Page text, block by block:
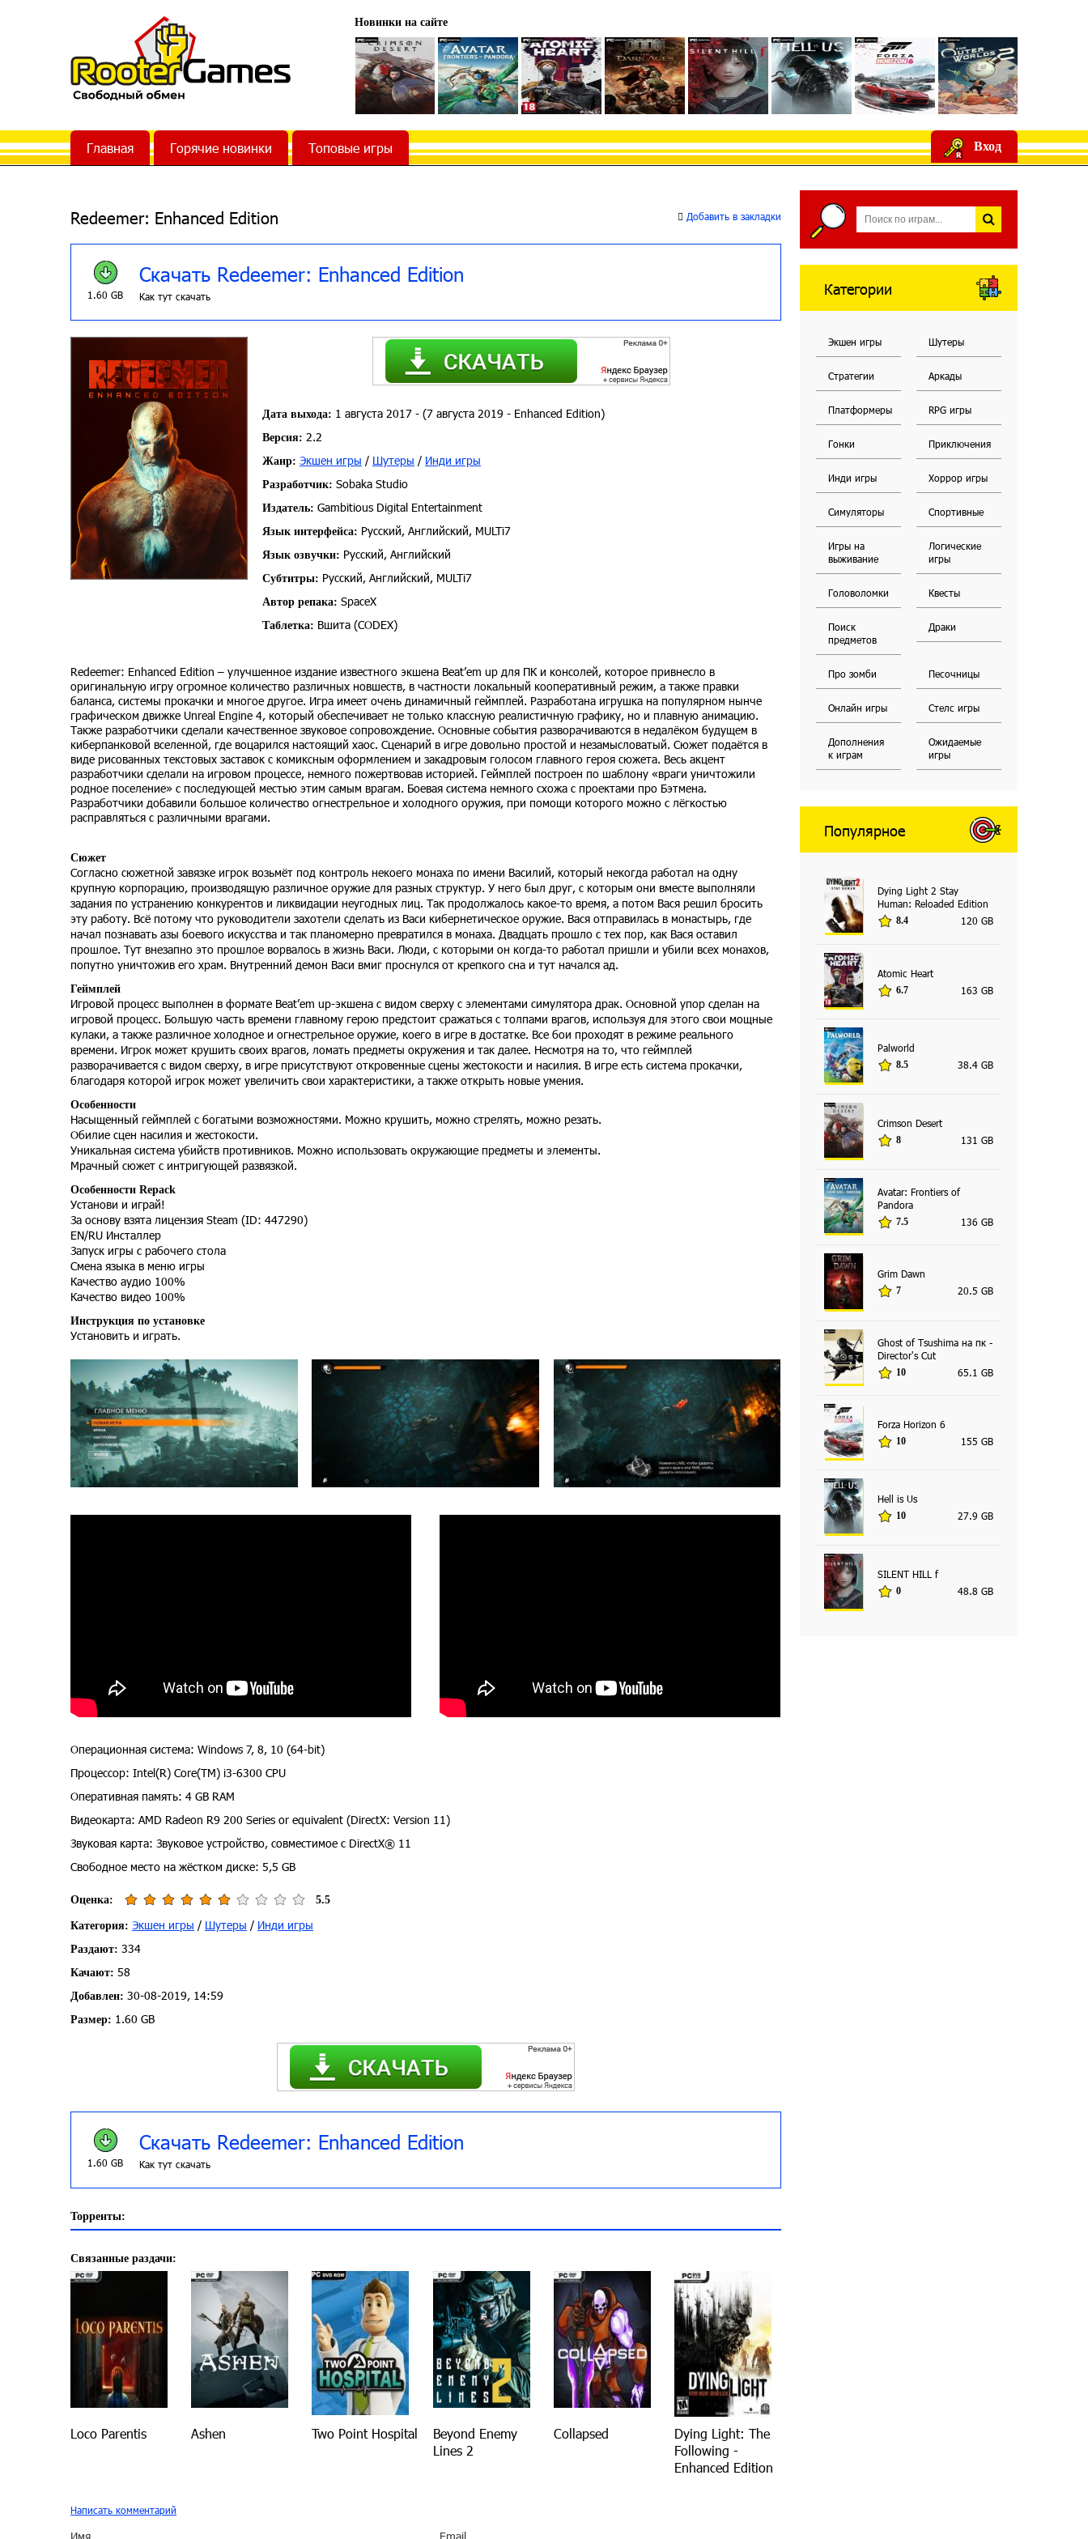
Новинки на сайте
Главная Горячие новинки Топовые игры Вход
Redeemer: Enhanced Edition Добавить в закладки
1.60 GB
Скачать Redeemer: Enhanced Edition
Как тут скачать
Дата выхода: 1 августа 2017 - (7 августа 2019 - Enhanced Edition)
Версия: 2.2
Жанр: Экшен игры / Шутеры / Инди игры
Разработчик: Sobaka Studio
Издатель: Gambitious Digital Entertainment
Язык интерфейса: Русский, Английский, MULTi7
Язык озвучки: Русский, Английский
Субтитры: Русский, Английский, MULTi7
Автор репака: SpaceX
Таблетка: Вшита (CODEX)
Redeemer: Enhanced Edition – улучшенное издание известного экшена Beat’em up для ПК и консолей, которое привнесло в
оригинальную игру огромное количество различных новшеств, в частности локальный кооперативный режим, а также правки
баланса, системы прокачки и многое другое. Игра имеет очень динамичный геймплей. Разработана игрушка на популярном нынче
графическом движке Unreal Engine 4, который обеспечивает не только классную реалистичную графику, но и плавную анимацию.
Также разработчики сделали качественное звуковое сопровождение. Основные события разворачиваются в недалёком будущем в
киберпанковой вселенной, где воцарился настоящий хаос. Сценарий в игре довольно простой и незамысловатый. Сюжет подаётся в
виде рисованных текстовых заставок с комиксным оформлением и закадровым голосом главного героя сюжета. Весь акцент
разработчики сделали на игровом процессе, немного пожертвовав историей. Геймплей построен по шаблону «враги уничтожили
родное поселение» с последующей местью этим самым врагам. Боевая система немного схожа с проектами про Бэтмена.
Разработчики добавили большое количество огнестрельное и холодного оружия, при помощи которого можно с лёгкостью
расправляться с различными врагами.
Сюжет
Согласно сюжетной завязке игрок возьмёт под контроль некоего монаха по имени Василий, который некогда работал на одну
крупную корпорацию, производящую различное оружие для разных структур. У него был друг, с которым они вместе выполняли
задания по устранению конкурентов и ликвидации неугодных лиц. Так продолжалось какое-то время, а потом Вася решил бросить
эту работу. Всё потому что руководители захотели сделать из Васи кибернетическое оружие. Вася отправилась в монастырь, где
начал познавать азы боевого искусства и так планомерно превратился в монаха. Двадцать прошло с тех пор, как Вася оставил
прошлое. Тут внезапно это прошлое ворвалось в жизнь Васи. Люди, с которыми он когда-то работал пришли и убили всех монахов,
попутно уничтожив его храм. Внутренний демон Васи вмиг проснулся от крепкого сна и тут начался ад.
Геймплей
Игровой процесс выполнен в формате Beat’em up-экшена с видом сверху с элементами симулятора драк. Основной упор сделан на
игровой процесс. Большую часть времени главному герою предстоит сражаться с толпами врагов, используя для этого свои мощные
кулаки, а также различное холодное и огнестрельное оружие, коего в игре в достатке. Все бои проходят в режиме реального
времени. Игрок может крушить своих врагов, ломать предметы окружения и так далее. Несмотря на то, что геймплей
разворачивается с видом сверху, в игре присутствуют откровенные сцены жестокости и насилия. В игре есть система прокачки,
благодаря которой игрок может увеличить свои характеристики, а также открыть новые умения.
Особенности
Насыщенный геймплей с богатыми возможностями. Можно крушить, можно стрелять, можно резать.
Обилие сцен насилия и жестокости.
Уникальная система убийств противников. Можно использовать окружающие предметы и элементы.
Мрачный сюжет с интригующей развязкой.
Особенности Repack
Установи и играй!
За основу взята лицензия Steam (ID: 447290)
EN/RU Инсталлер
Запуск игры с рабочего стола
Смена языка в меню игры
Качество аудио 100%
Качество видео 100%
Инструкция по установке
Установить и играть.
Операционная система: Windows 7, 8, 10 (64-bit)
Процессор: Intel(R) Core(TM) i3-6300 CPU
Оперативная память: 4 GB RAM
Видеокарта: AMD Radeon R9 200 Series or equivalent (DirectX: Version 11)
Звуковая карта: Звуковое устройство, совместимое с DirectX® 11
Свободное место на жёстком диске: 5,5 GB
Оценка: 5.5
Категория: Экшен игры / Шутеры / Инди игры
Раздают: 334
Качают: 58
Добавлен: 30-08-2019, 14:59
Размер: 1.60 GB
1.60 GB
Скачать Redeemer: Enhanced Edition
Как тут скачать
Торренты:
Связанные раздачи:
Loco Parentis Ashen Two Point Hospital
Beyond Enemy
Lines 2
Collapsed
Dying Light: The
Following -
Enhanced Edition
Написать комментарий
Категории
Экшен игры Шутеры
Стратегии Аркады
Платформеры RPG игры
Гонки Приключения
Инди игры Хоррор игры
Симуляторы Спортивные
Игры на
выживание
Логические
игры
Головоломки Квесты
Поиск
предметов
Драки
Про зомби Песочницы
Онлайн игры Стелс игры
Дополнения
к играм
Ожидаемые
игры
Популярное
Dying Light 2 Stay
Human: Reloaded Edition
8.4 120 GB
Atomic Heart
6.7 163 GB
Palworld
8.5 38.4 GB
Crimson Desert
8 131 GB
Avatar: Frontiers of
Pandora
7.5 136 GB
Grim Dawn
7 20.5 GB
Ghost of Tsushima на пк -
Director's Cut
10 65.1 GB
Forza Horizon 6
10 155 GB
Hell is Us
10 27.9 GB
SILENT HILL f
0 48.8 GB